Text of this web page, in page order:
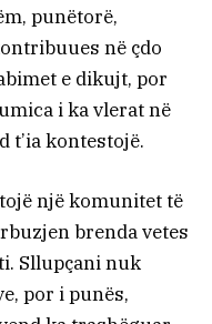
punëtorë,
në çdo
e dikujt, por
i ka vlerat në
t’ia kontestojë.
një komunitet të
brenda vetes
Sllupçani nuk
por i punës,